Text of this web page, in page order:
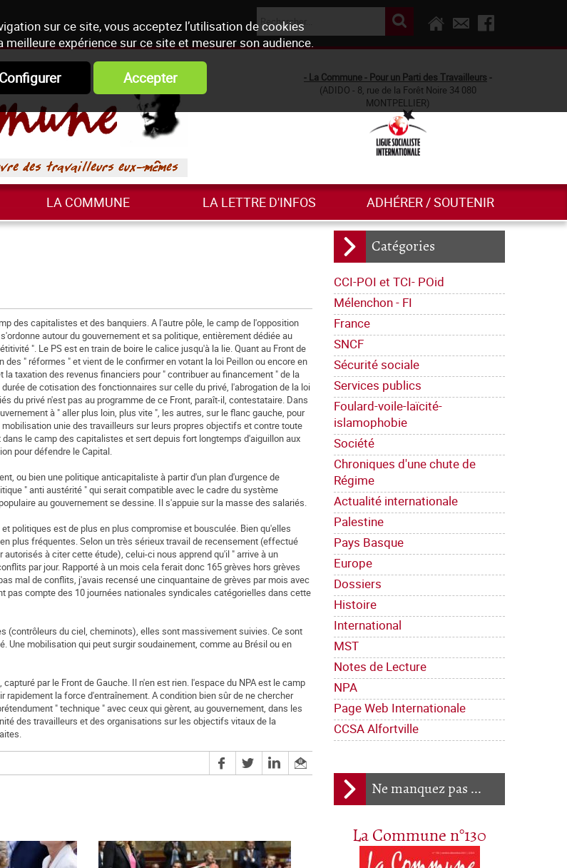
sur ce site, vous acceptez l’utilisation de cookies
expérience sur ce site et mesurer son audience.
Configurer Accepter - La Commune - Pour un Parti des Travailleurs -
(ADIDO - 8, rue de la Forêt Noire 34 080
MONTPELLIER)
LA COMMUNE LA LETTRE D'INFOS ADHÉRER / SOUTENIR
Catégories
CCI-POI et TCI- POid
Mélenchon - FI
France
SNCF
Sécurité sociale
Services publics
Foulard-voile-laïcité-
islamophobie
Société
Chroniques d'une chute de
Régime
Actualité internationale
Palestine
Pays Basque
Europe
Dossiers
Histoire
International
MST
Notes de Lecture
NPA
Page Web Internationale
CCSA Alfortville
Ne manquez pas ...
La Commune n°130
des capitalistes et des banquiers. A l'autre pôle, le camp de l'opposition
autour du gouvernement et sa politique, entièrement dédiée au
". Le PS est en train de boire le calice jusqu'à la lie. Quant au Front de
" réformes " et vient de le confirmer en votant la loi Peillon ou encore en
taxation des revenus financiers pour " contribuer au financement " de la
de cotisation des fonctionnaires sur celle du privé, l'abrogation de la loi
du privé n'est pas au programme de ce Front, paraît-il, contestataire. Dans
à " aller plus loin, plus vite ", les autres, sur le flanc gauche, pour
unie des travailleurs sur leurs propres objectifs et contre toute
le camp des capitalistes et sert depuis fort longtemps d'aiguillon aux
pour défendre le Capital.
ou bien une politique anticapitaliste à partir d'un plan d'urgence de
" anti austérité " qui serait compatible avec le cadre du système
au gouvernement se dessine. Il s'appuie sur la masse des salariés.
politiques est de plus en plus compromise et bousculée. Bien qu'elles
plus fréquentes. Selon un très sérieux travail de recensement (effectué
à citer cette étude), celui-ci nous apprend qu'il " arrive à un
par jour. Rapporté à un mois cela ferait donc 165 grèves hors grèves
mal de conflits, j'avais recensé une cinquantaine de grèves par mois avec
pas compte des 10 journées nationales syndicales catégorielles dans cette
(contrôleurs du ciel, cheminots), elles sont massivement suivies. Ce sont
Une mobilisation qui peut surgir soudainement, comme au Brésil ou en
par le Front de Gauche. Il n'en est rien. l'espace du NPA est le camp
la force d'entraînement. A condition bien sûr de ne chercher
" technique " avec ceux qui gèrent, au gouvernement, dans les
des travailleurs et des organisations sur les objectifs vitaux de la